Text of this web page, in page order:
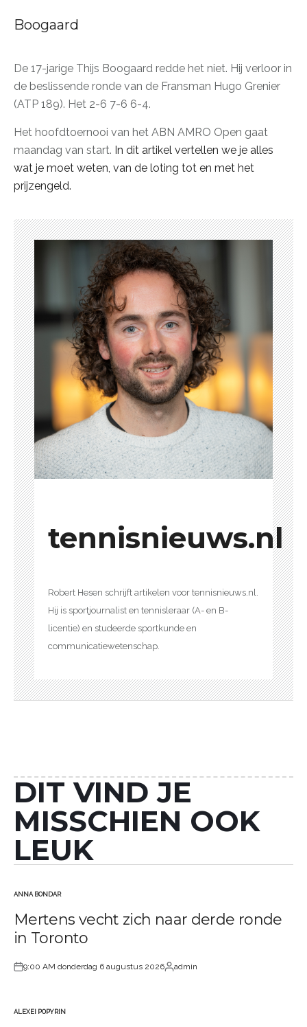
Boogaard
De 17-jarige Thijs Boogaard redde het niet. Hij verloor in
de beslissende ronde van de Fransman Hugo Grenier
(ATP 189). Het 2-6 7-6 6-4.
Het hoofdtoernooi van het ABN AMRO Open gaat
maandag van start. In dit artikel vertellen we je alles
wat je moet weten, van de loting tot en met het
prijzengeld.
tennisnieuws.nl
Robert Hesen schrijft artikelen voor tennisnieuws.nl.
Hij is sportjournalist en tennisleraar (A- en B-
licentie) en studeerde sportkunde en
communicatiewetenschap.
DIT VIND JE
MISSCHIEN OOK
LEUK
IN
ANNA BONDAR
Mertens vecht zich naar derde ronde
in Toronto
Geplaatst
9:00 AM donderdag 6 augustus 2026
Geplaatst
admin
ALEXEI POPYRIN